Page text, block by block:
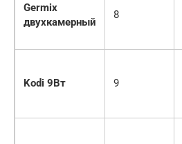
Germix
двухкамерный
8
Kodi 9Вт 9